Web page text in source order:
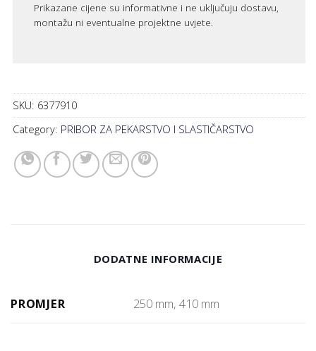
Prikazane cijene su informativne i ne uključuju dostavu,
montažu ni eventualne projektne uvjete.
SKU: 6377910
Category: PRIBOR ZA PEKARSTVO I SLASTIČARSTVO
DODATNE INFORMACIJE
PROMJER 250 mm, 410 mm